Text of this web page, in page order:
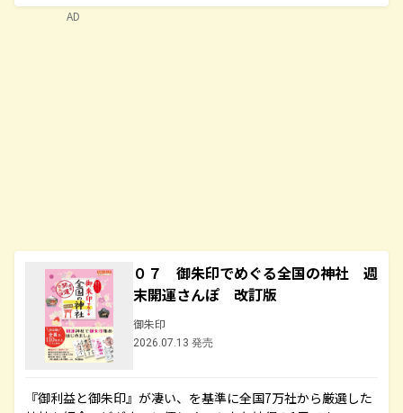
０７ 御朱印でめぐる全国の神社 週
末開運さんぽ 改訂版
御朱印
2026.07.13 発売
『御利益と御朱印』が凄い、を基準に全国7万社から厳選した
AD